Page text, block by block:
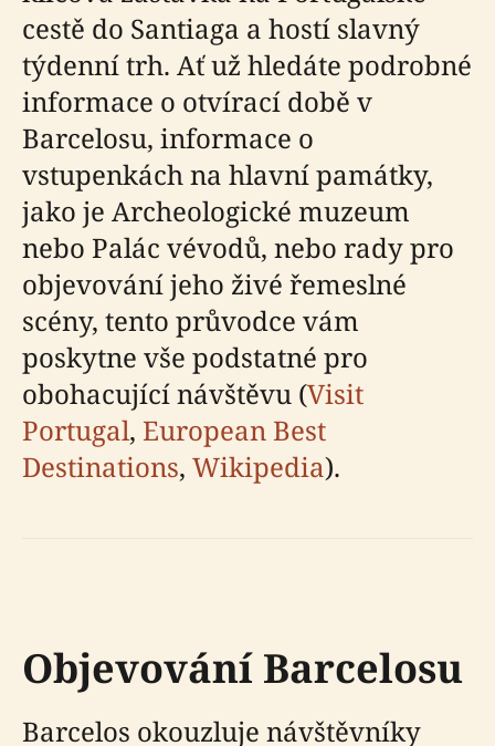
cestě do Santiaga a hostí slavný
týdenní trh. Ať už hledáte podrobné
informace o otvírací době v
Barcelosu, informace o
vstupenkách na hlavní památky,
jako je Archeologické muzeum
nebo Palác vévodů, nebo rady pro
objevování jeho živé řemeslné
scény, tento průvodce vám
poskytne vše podstatné pro
obohacující návštěvu (Visit
Portugal, European Best
Destinations, Wikipedia).
Objevování Barcelosu
Barcelos okouzluje návštěvníky